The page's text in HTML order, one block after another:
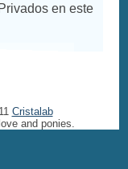
en este
Cristalab
and ponies.